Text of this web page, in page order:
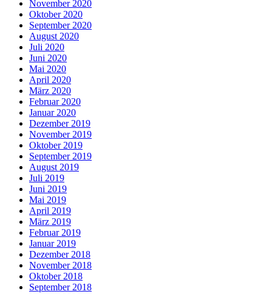
November 2020
Oktober 2020
September 2020
August 2020
Juli 2020
Juni 2020
Mai 2020
April 2020
März 2020
Februar 2020
Januar 2020
Dezember 2019
November 2019
Oktober 2019
September 2019
August 2019
Juli 2019
Juni 2019
Mai 2019
April 2019
März 2019
Februar 2019
Januar 2019
Dezember 2018
November 2018
Oktober 2018
September 2018